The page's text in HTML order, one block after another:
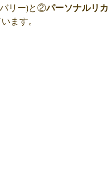
リー)と②パーソナルリカ
ます。